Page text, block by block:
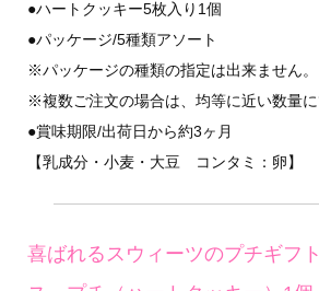
●ハートクッキー5枚入り1個
●パッケージ/5種類アソート
※パッケージの種類の指定は出来ません。
※複数ご注文の場合は、均等に近い数量に
●賞味期限/出荷日から約3ヶ月
【乳成分・小麦・大豆 コンタミ：卵】
喜ばれるスウィーツのプチギフ